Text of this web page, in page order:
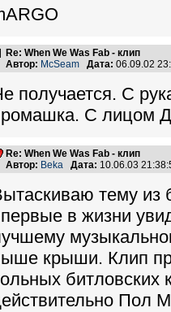
Re: When We Was Fab - клип
Автор: McSeam Дата: 06.09.02
получается. С
С лицом
Re: When We Was Fab - клип
Автор: Beka Дата: 10.06.03
тему из
в жизни
крыши. Клип
битловских
Пол